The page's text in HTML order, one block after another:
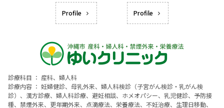
Profile Profile
診療科目 ： 産科、婦人科
診療内容 ： 妊婦健診、母乳外来、婦人科検診（子宮がん検診・乳がん検
診）、漢方診療、婦人科診療、避妊相談、ホメオパシー、乳児健診、予防接
種、禁煙外来、更年期外来、点滴療法、栄養療法、不妊治療、生理日移動、